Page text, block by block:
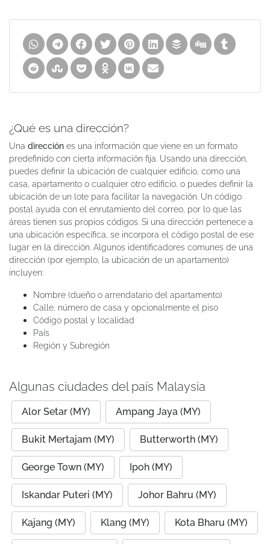
¿Qué es una dirección?
Una dirección es una información que viene en un formato
predefinido con cierta información fija. Usando una dirección,
puedes definir la ubicación de cualquier edificio, como una
casa, apartamento o cualquier otro edificio, o puedes definir la
ubicación de un lote para facilitar la navegación. Un código
postal ayuda con el enrutamiento del correo, por lo que las
áreas tienen sus propios códigos. Si una dirección pertenece a
una ubicación específica, se incorpora el código postal de ese
lugar en la dirección. Algunos identificadores comunes de una
dirección (por ejemplo, la ubicación de un apartamento)
incluyen:
Nombre (dueño o arrendatario del apartamento)
Calle, número de casa y opcionalmente el piso
Código postal y localidad
País
Región y Subregión
Algunas ciudades del país Malaysia
Alor Setar (MY) Ampang Jaya (MY)
Bukit Mertajam (MY) Butterworth (MY)
George Town (MY) Ipoh (MY)
Iskandar Puteri (MY) Johor Bahru (MY)
Kajang (MY) Klang (MY) Kota Bharu (MY)